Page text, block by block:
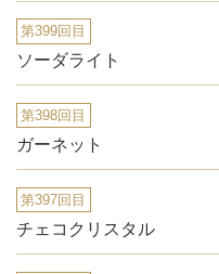
第399回目
ソーダライト
第398回目
ガーネット
第397回目
チェコクリスタル